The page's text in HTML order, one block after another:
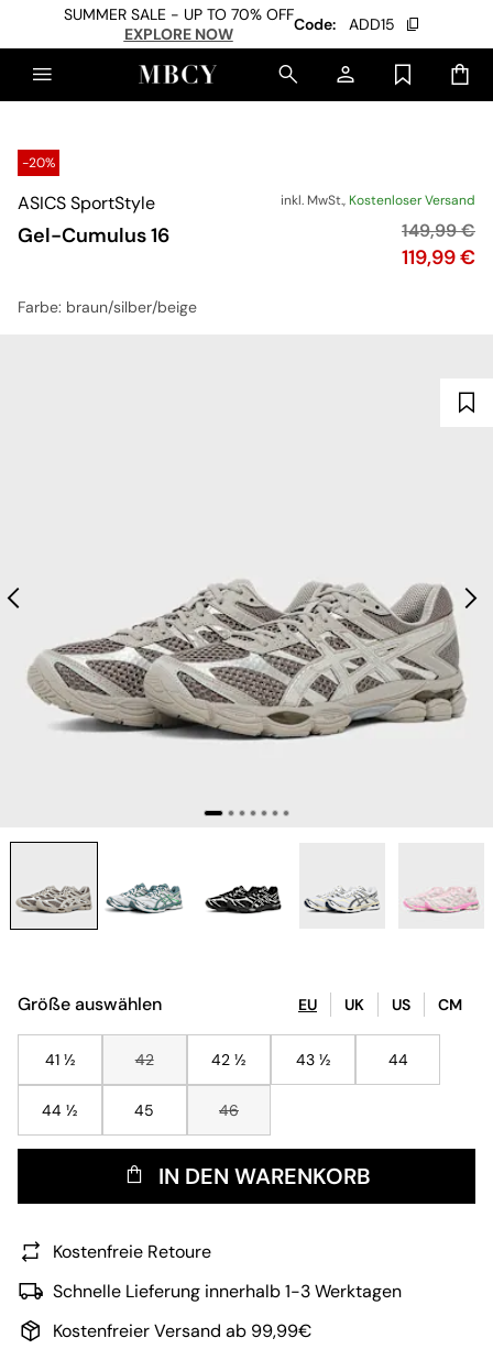
SUMMER SALE - UP TO 70% OFF
EXPLORE NOW
Code: ADD15
-20%
ASICS SportStyle
Gel-Cumulus 16
inkl. MwSt., Kostenloser Versand
Preis
119,99 €
149,99 €
Farbe: braun/silber/beige
Größe auswählen EU UK US CM
41 ½ 42 42 ½ 43 ½ 44
44 ½ 45 46
IN DEN WARENKORB
Kostenfreie Retoure
Schnelle Lieferung innerhalb 1-3 Werktagen
Kostenfreier Versand ab 99,99€